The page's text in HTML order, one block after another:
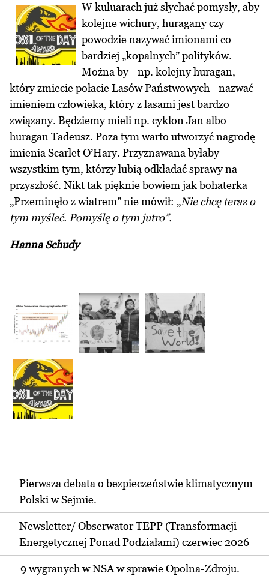
W kuluarach już słychać pomysły, aby
kolejne wichury, huragany czy
powodzie nazywać imionami co
bardziej „kopalnych” polityków.
Można by - np. kolejny huragan,
który zmiecie połacie Lasów Państwowych - nazwać
imieniem człowieka, który z lasami jest bardzo
związany. Będziemy mieli np. cyklon Jan albo
huragan Tadeusz. Poza tym warto utworzyć nagrodę
imienia Scarlet O’Hary. Przyznawana byłaby
wszystkim tym, którzy lubią odkładać sprawy na
przyszłość. Nikt tak pięknie bowiem jak bohaterka
„Przeminęło z wiatrem” nie mówił: „Nie chcę teraz o
tym myśleć. Pomyślę o tym jutro”.
Hanna Schudy
Pierwsza debata o bezpieczeństwie klimatycznym
Polski w Sejmie.
Newsletter/ Obserwator TEPP (Transformacji
Energetycznej Ponad Podziałami) czerwiec 2026
9 wygranych w NSA w sprawie Opolna-Zdroju.